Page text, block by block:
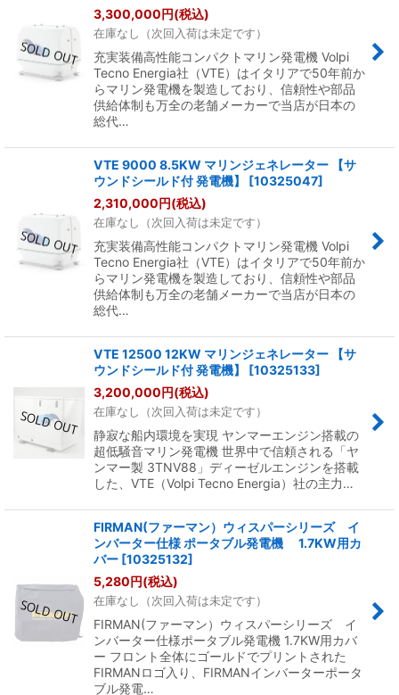
3,300,000円(税込)
在庫なし（次回入荷は未定です）
充実装備高性能コンパクトマリン発電機 Volpi
Tecno Energia社（VTE）はイタリアで50年前か
らマリン発電機を製造しており、信頼性や部品
供給体制も万全の老舗メーカーで当店が日本の
総代…
VTE 9000 8.5KW マリンジェネレーター 【サ
ウンドシールド付 発電機】
[10325047]
2,310,000円(税込)
在庫なし（次回入荷は未定です）
充実装備高性能コンパクトマリン発電機 Volpi
Tecno Energia社（VTE）はイタリアで50年前か
らマリン発電機を製造しており、信頼性や部品
供給体制も万全の老舗メーカーで当店が日本の
総代…
VTE 12500 12KW マリンジェネレーター 【サ
ウンドシールド付 発電機】
[10325133]
3,200,000円(税込)
在庫なし（次回入荷は未定です）
静寂な船内環境を実現 ヤンマーエンジン搭載の
超低騒音マリン発電機 世界中で信頼される「ヤ
ンマー製 3TNV88」ディーゼルエンジンを搭載
した、VTE（Volpi Tecno Energia）社の主力…
FIRMAN(ファーマン）ウィスパーシリーズ イ
ンバーター仕様 ポータブル発電機 1.7KW用カ
バー [10325132]
5,280円(税込)
在庫なし（次回入荷は未定です）
FIRMAN(ファーマン）ウィスパーシリーズ イ
ンバーター仕様ポータブル発電機 1.7KW用カバ
ー フロント全体にゴールドでプリントされた
FIRMANロゴ入り、FIRMANインバーターポータ
ブル発電…